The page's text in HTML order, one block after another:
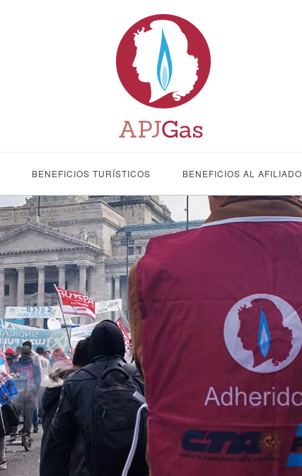
BENEFICIOS TURÍSTICOS BENEFICIOS AL AFILIADO